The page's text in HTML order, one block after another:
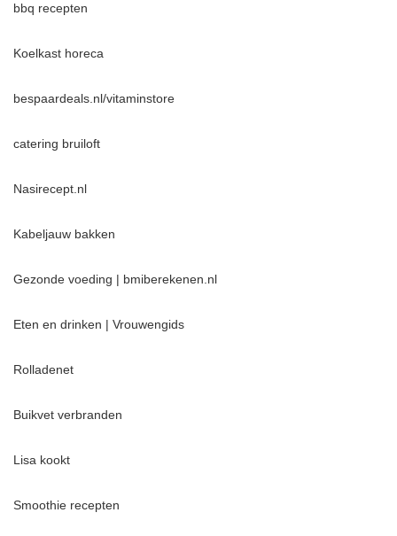
bbq recepten
Koelkast horeca
bespaardeals.nl/vitaminstore
catering bruiloft
Nasirecept.nl
Kabeljauw bakken
Gezonde voeding | bmiberekenen.nl
Eten en drinken | Vrouwengids
Rolladenet
Buikvet verbranden
Lisa kookt
Smoothie recepten